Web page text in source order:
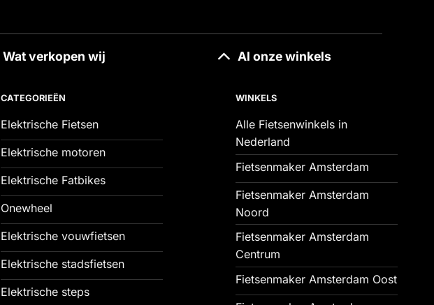
Wat verkopen wij
CATEGORIEËN
Elektrische Fietsen
Elektrische motoren
Elektrische Fatbikes
Onewheel
Elektrische vouwfietsen
Elektrische stadsfietsen
Elektrische steps
Al onze winkels
WINKELS
Alle Fietsenwinkels in
Nederland
Fietsenmaker Amsterdam
Fietsenmaker Amsterdam
Noord
Fietsenmaker Amsterdam
Centrum
Fietsenmaker Amsterdam Oost